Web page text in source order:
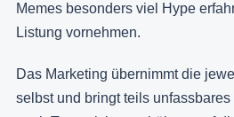
Memes besonders viel Hype
Listung vornehmen.
Das Marketing übernimmt die
selbst und bringt teils